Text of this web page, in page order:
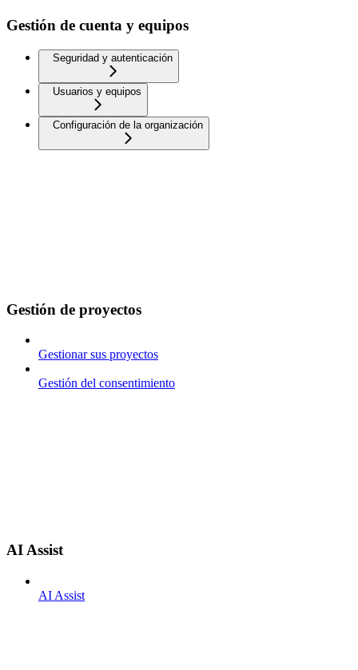
Gestión de cuenta y equipos
Seguridad y autenticación
Usuarios y equipos
Configuración de la organización
Gestión de proyectos
Gestionar sus proyectos
Gestión del consentimiento
AI Assist
AI Assist